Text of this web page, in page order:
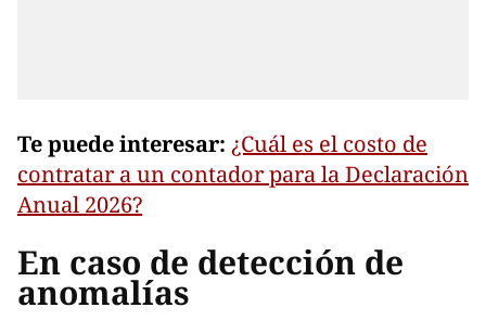
Te puede interesar: ¿Cuál es el costo de
contratar a un contador para la Declaración
Anual 2026?
En caso de detección de
anomalías